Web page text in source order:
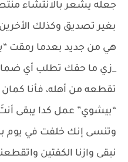
جعله يشعر بالانتشاء
بغير تصديق وكذلك
هي من جديد بعدما رمقت
_زي ما حقك تطلب أي
تقطعه من أهله، فأنا
“بيشوي” عمل كدا يبقى
وتنسى إنك خلفت في يوم
نبقى وازنا الكفتين